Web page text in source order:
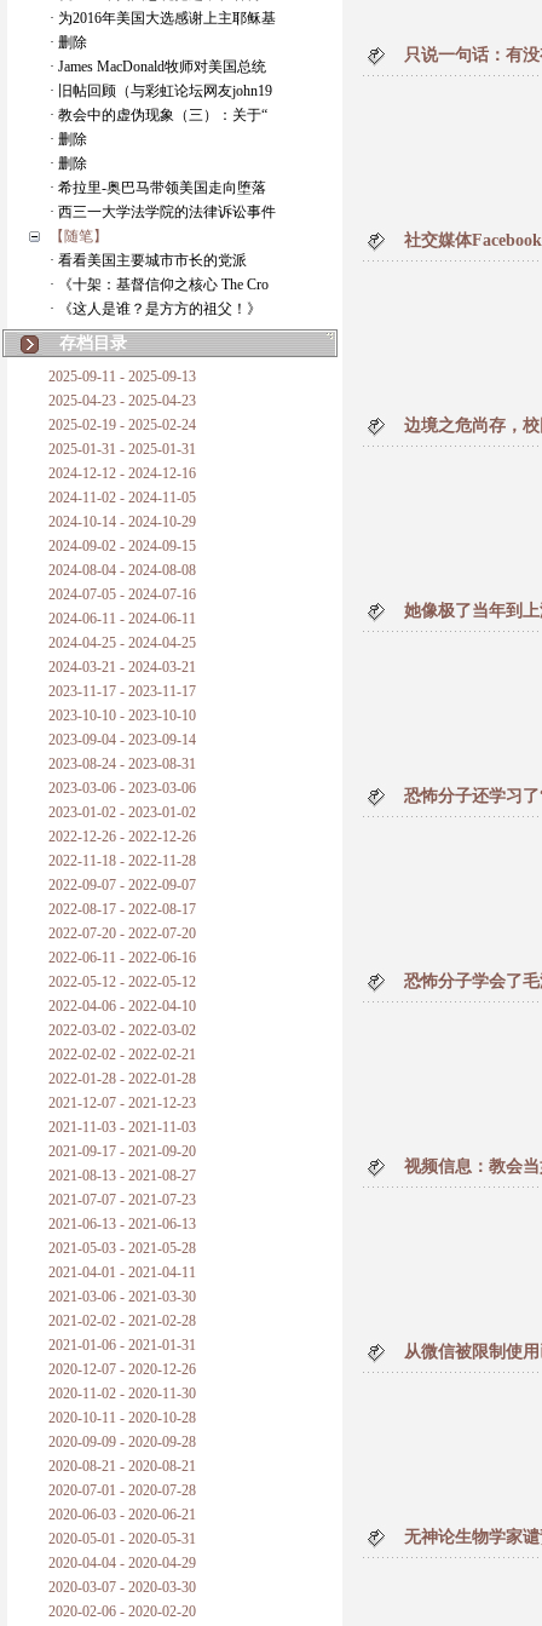
· 为2016年美国大选感谢上主耶稣基
· 删除
· James MacDonald牧师对美国总统
· 旧帖回顾（与彩虹论坛网友john19
· 教会中的虚伪现象（三）：关于“
· 删除
· 删除
· 希拉里-奥巴马带领美国走向堕落
· 西三一大学法学院的法律诉讼事件
【随笔】
· 看看美国主要城市市长的党派
· 《十架：基督信仰之核心 The Cro
· 《这人是谁？是方方的祖父！》
存档目录
2025-09-11 - 2025-09-13
2025-04-23 - 2025-04-23
2025-02-19 - 2025-02-24
2025-01-31 - 2025-01-31
2024-12-12 - 2024-12-16
2024-11-02 - 2024-11-05
2024-10-14 - 2024-10-29
2024-09-02 - 2024-09-15
2024-08-04 - 2024-08-08
2024-07-05 - 2024-07-16
2024-06-11 - 2024-06-11
2024-04-25 - 2024-04-25
2024-03-21 - 2024-03-21
2023-11-17 - 2023-11-17
2023-10-10 - 2023-10-10
2023-09-04 - 2023-09-14
2023-08-24 - 2023-08-31
2023-03-06 - 2023-03-06
2023-01-02 - 2023-01-02
2022-12-26 - 2022-12-26
2022-11-18 - 2022-11-28
2022-09-07 - 2022-09-07
2022-08-17 - 2022-08-17
2022-07-20 - 2022-07-20
2022-06-11 - 2022-06-16
2022-05-12 - 2022-05-12
2022-04-06 - 2022-04-10
2022-03-02 - 2022-03-02
2022-02-02 - 2022-02-21
2022-01-28 - 2022-01-28
2021-12-07 - 2021-12-23
2021-11-03 - 2021-11-03
2021-09-17 - 2021-09-20
2021-08-13 - 2021-08-27
2021-07-07 - 2021-07-23
2021-06-13 - 2021-06-13
2021-05-03 - 2021-05-28
2021-04-01 - 2021-04-11
2021-03-06 - 2021-03-30
2021-02-02 - 2021-02-28
2021-01-06 - 2021-01-31
2020-12-07 - 2020-12-26
2020-11-02 - 2020-11-30
2020-10-11 - 2020-10-28
2020-09-09 - 2020-09-28
2020-08-21 - 2020-08-21
2020-07-01 - 2020-07-28
2020-06-03 - 2020-06-21
2020-05-01 - 2020-05-31
2020-04-04 - 2020-04-29
2020-03-07 - 2020-03-30
2020-02-06 - 2020-02-20
只说一句话：有
社交媒体
边境之危尚存，
她像极了当年到
恐怖分子还学习
恐怖分子学会了
视频信息：教会
从微信被限制使
无神论生物学家